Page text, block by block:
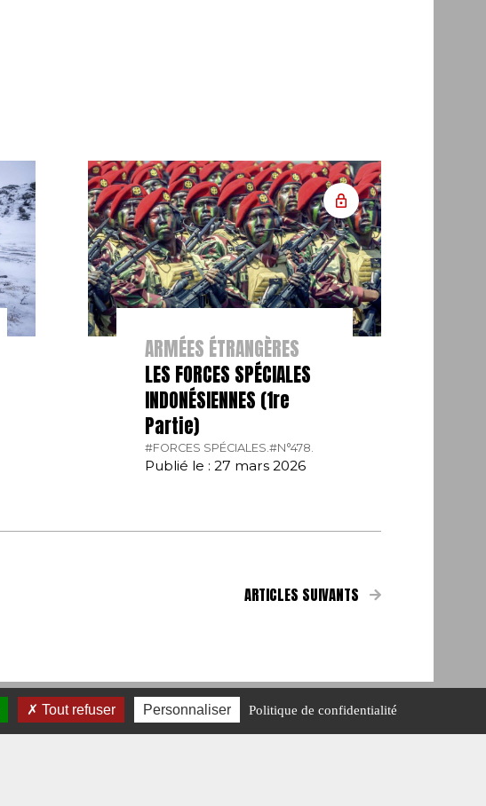
ARMÉES ÉTRANGÈRES
LES FORCES SPÉCIALES
INDONÉSIENNES (1re
Partie)
#FORCES SPÉCIALES.#N°478.
Publié le : 27 mars 2026
ARTICLES SUIVANTS
Tout refuser Personnaliser Politique de confidentialité